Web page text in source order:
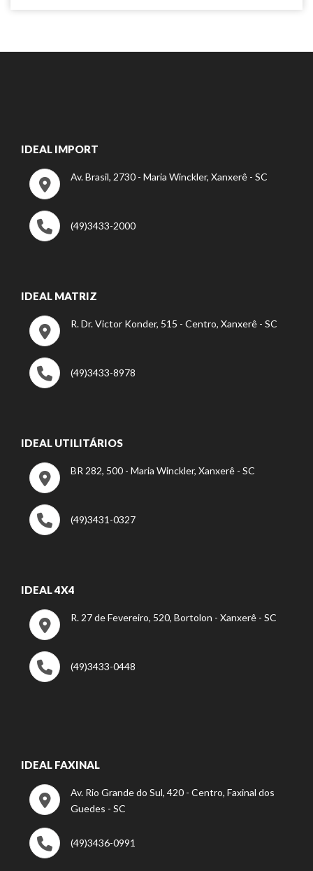
IDEAL IMPORT
Av. Brasil, 2730 - Maria Winckler, Xanxerê - SC
(49)3433-2000
IDEAL MATRIZ
R. Dr. Victor Konder, 515 - Centro, Xanxerê - SC
(49)3433-8978
IDEAL UTILITÁRIOS
BR 282, 500 - Maria Winckler, Xanxerê - SC
(49)3431-0327
IDEAL 4X4
R. 27 de Fevereiro, 520, Bortolon - Xanxerê - SC
(49)3433-0448
IDEAL FAXINAL
Av. Rio Grande do Sul, 420 - Centro, Faxinal dos
Guedes - SC
(49)3436-0991